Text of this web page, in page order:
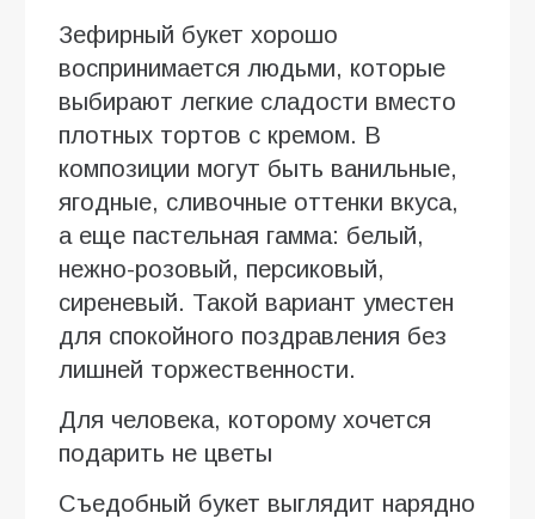
Зефирный букет хорошо
воспринимается людьми, которые
выбирают легкие сладости вместо
плотных тортов с кремом. В
композиции могут быть ванильные,
ягодные, сливочные оттенки вкуса,
а еще пастельная гамма: белый,
нежно-розовый, персиковый,
сиреневый. Такой вариант уместен
для спокойного поздравления без
лишней торжественности.
Для человека, которому хочется
подарить не цветы
Съедобный букет выглядит нарядно